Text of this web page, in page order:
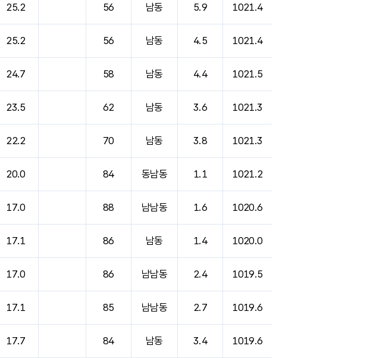
25.2 56 남동 5.9 1021.4
25.2 56 남동 4.5 1021.4
24.7 58 남동 4.4 1021.5
23.5 62 남동 3.6 1021.3
22.2 70 남동 3.8 1021.3
20.0 84 동남동 1.1 1021.2
17.0 88 남남동 1.6 1020.6
17.1 86 남동 1.4 1020.0
17.0 86 남남동 2.4 1019.5
17.1 85 남남동 2.7 1019.6
17.7 84 남동 3.4 1019.6